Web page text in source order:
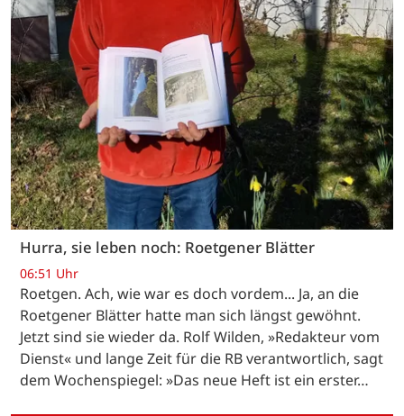
Hurra, sie leben noch: Roetgener Blätter
06:51 Uhr
Roetgen. Ach, wie war es doch vordem... Ja, an die
Roetgener Blätter hatte man sich längst gewöhnt.
Jetzt sind sie wieder da. Rolf Wilden, »Redakteur vom
Dienst« und lange Zeit für die RB verantwortlich, sagt
dem Wochenspiegel: »Das neue Heft ist ein erster…